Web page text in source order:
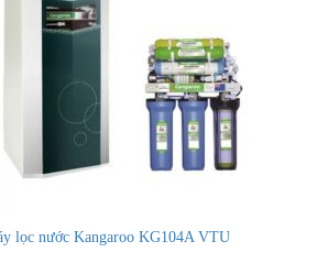
lọc nước Kangaroo KG104A VTU